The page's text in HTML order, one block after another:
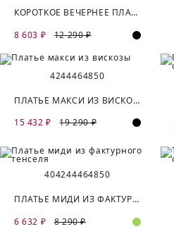
КОРОТКОЕ ВЕЧЕРНЕЕ ПЛАТЬЕ С ОБЪЁМНЫМИ РУКАВАМИ
8 603 ₽
12 290 ₽
4244464850
ПЛАТЬЕ МАКСИ ИЗ ВИСКОЗЫ
15 432 ₽
19 290 ₽
404244464850
ПЛАТЬЕ МИДИ ИЗ ФАКТУРНОГО ТЕНСЕЛЯ
6 632 ₽
8 290 ₽